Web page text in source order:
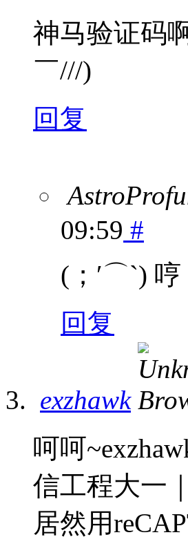
神马验证码
￣///)
回复
09:59 #
(；′⌒`) 哼
回复
exzhawk
呵呵
信工程大一
居然用